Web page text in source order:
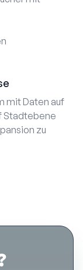
mit Daten auf
Stadtebene
zu